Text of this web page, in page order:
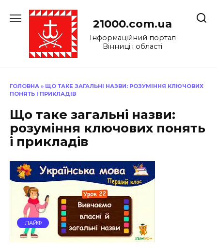
до
21000.com.ua
Інформаційний портал
Вінниці і області
ГОЛОВНА » ЩО ТАКЕ ЗАГАЛЬНІ НАЗВИ: РОЗУМІННЯ КЛЮЧОВИХ
ПОНЯТЬ І ПРИКЛАДІВ
Що таке загальні назви:
розуміння ключових понять
і прикладів
ЛАЙФ